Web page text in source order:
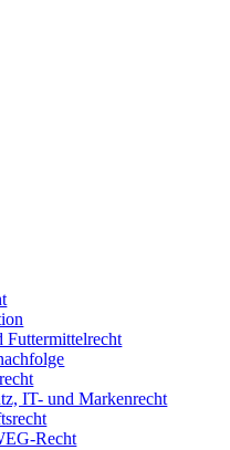
Futtermittelrecht
IT- und Markenrecht
Recht